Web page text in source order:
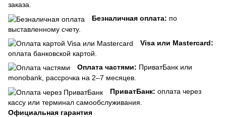
заказа.
Безналичная оплата: по
выставленному счету.
Visa или Mastercard:
оплата банковской картой.
Оплата частями: ПриватБанк или
monobank, рассрочка на 2–7 месяцев.
ПриватБанк: оплата через
кассу или терминал самообслуживания.
Официальная гарантия